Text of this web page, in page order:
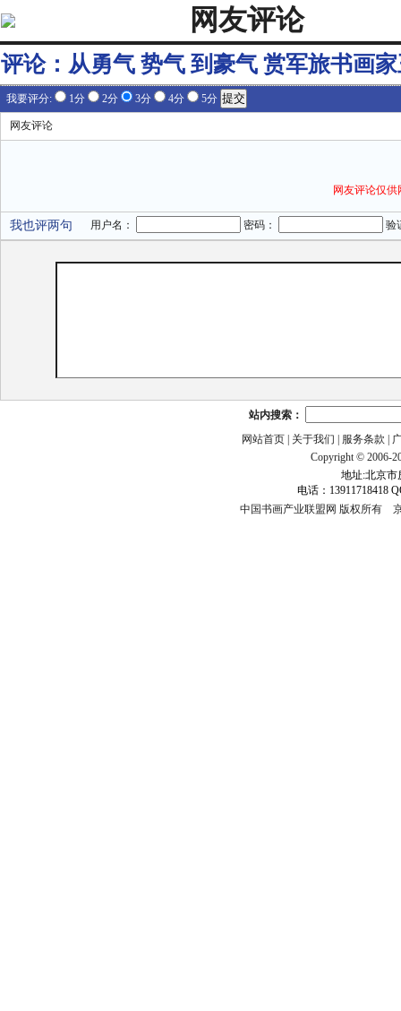
网友评论
评论： 从勇气 势气 到豪气 赏军旅书画
我要评分: 1分 2分 3分 4分 5分
网友评论
网友评论仅
我也评两句 用户名： 密码： 验
站内搜索：
网站首页
关于我们 服务条款
Copyright © 2006-
地址:北京市
电话：13911718418
中国书画产业联盟网 版权所有